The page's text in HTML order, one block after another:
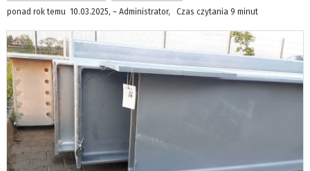
ponad rok temu 10.03.2025, ~ Administrator, Czas czytania 9 minut